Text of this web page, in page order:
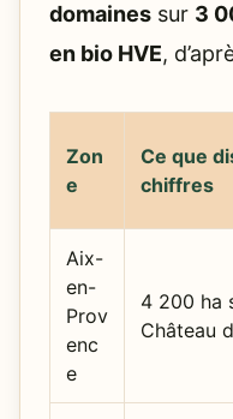
domaines sur 3
en bio HVE,
Zon
e
Ce que
chiffres
Aix-
en-
Prov
enc
e
4 200 ha
Château